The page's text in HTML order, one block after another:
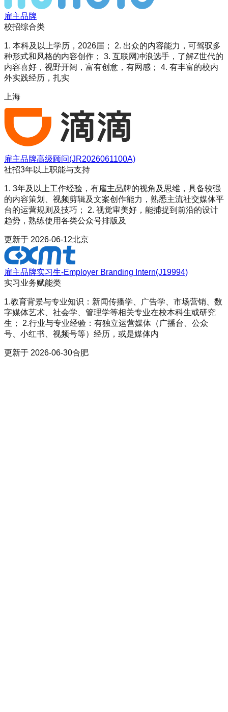
雇主品牌
校招综合类
1. 本科及以上学历，2026届； 2. 出众的内容能力，可驾驭多
种形式和风格的内容创作； 3. 互联网冲浪选手，了解Z世代的
内容喜好，视野开阔，富有创意，有网感； 4. 有丰富的校内
外实践经历，扎实
上海
雇主品牌高级顾问(JR2026061100A)
社招3年以上职能与支持
1. 3年及以上工作经验，有雇主品牌的视角及思维，具备较强
的内容策划、视频剪辑及文案创作能力，熟悉主流社交媒体平
台的运营规则及技巧； 2. 视觉审美好，能捕捉到前沿的设计
趋势，熟练使用各类公众号排版及
更新于 2026-06-12北京
雇主品牌实习生-Employer Branding Intern(J19994)
实习业务赋能类
1.教育背景与专业知识：新闻传播学、广告学、市场营销、数
字媒体艺术、社会学、管理学等相关专业在校本科生或研究
生； 2.行业与专业经验：有独立运营媒体（广播台、公众
号、小红书、视频号等）经历，或是媒体内
更新于 2026-06-30合肥